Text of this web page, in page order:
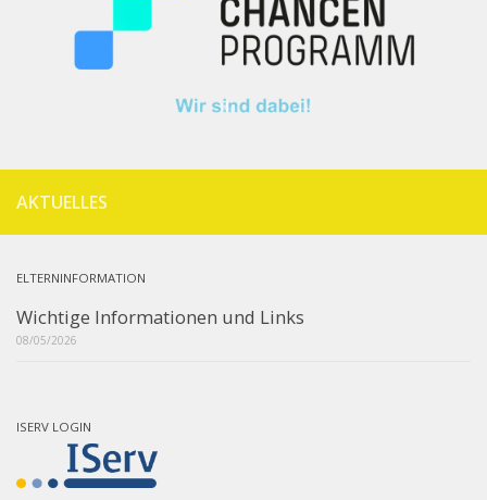
AKTUELLES
ELTERNINFORMATION
Wichtige Informationen und Links
08/05/2026
ISERV LOGIN